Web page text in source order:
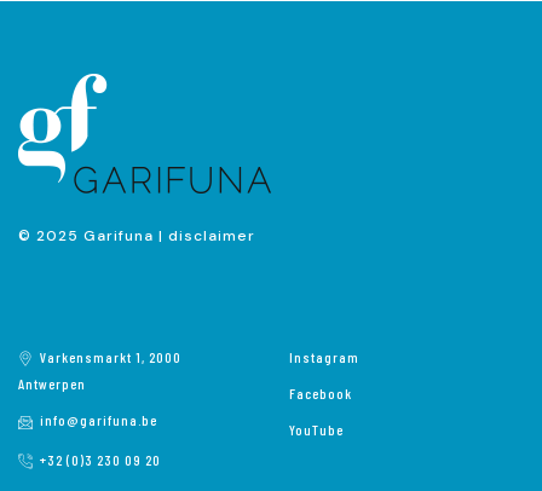
© 2025 Garifuna | disclaimer
Varkensmarkt 1, 2000
Antwerpen
info@garifuna.be
+32 (0)3 230 09 20
Instagram
Facebook
YouTube